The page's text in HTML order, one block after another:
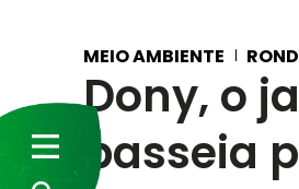
MEIO AMBIENTE
Dony, o
passeia